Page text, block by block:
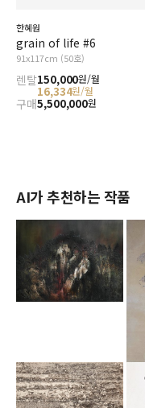
한혜원
grain of life #6
91x117cm (50호)
렌탈150,000원/월
16,334원/월
구매5,500,000원
AI가 추천하는 작품